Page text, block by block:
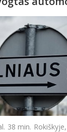
38 min.